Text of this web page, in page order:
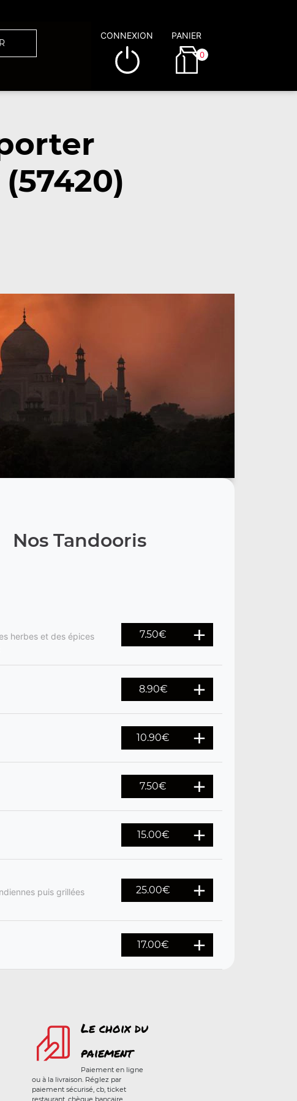
CONNEXION PANIER
0
Nos Tandooris
herbes et des épices
7.50€
8.90€
10.90€
7.50€
15.00€
puis grillées
25.00€
17.00€
Le choix du
paiement
Paiement en ligne
ou à la livraison. Réglez par
paiement sécurisé, cb, ticket
restaurant, chèque bancaire,